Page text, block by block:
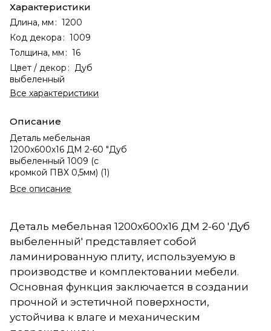
Характеристики
Длина, мм : 1200
Код декора : 1009
Толщина, мм : 16
Цвет / декор :
Дуб
выбеленный
Все характеристики
Описание
Деталь мебельная
1200х600х16 ДМ 2-60 "Дуб
выбеленный 1009 (с
кромкой ПВХ 0,5мм) (1)
Все описание
Деталь мебельная 1200х600х16 ДМ 2-60 'Дуб
выбеленный' представляет собой
ламинированную плиту, используемую в
производстве и комплектовании мебели.
Основная функция заключается в создании
прочной и эстетичной поверхности,
устойчива к влаге и механическим